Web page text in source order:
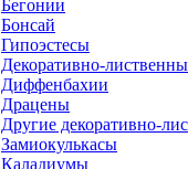
Бегонии
Бонсай
Гипоэстесы
Декоративно-
Диффенбахии
Драцены
Другие декоративно-
Замиокулькасы
Каладиумы